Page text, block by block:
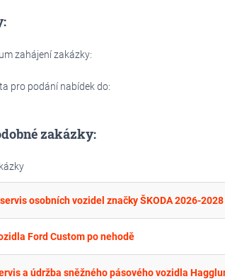
zahájení zakázky:
pro podání nabídek do:
zakázky:
osobních vozidel značky ŠKODA 2026-2028
Ford Custom po nehodě
a údržba sněžného pásového vozidla